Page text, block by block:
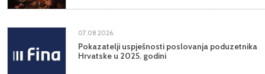
07.08.2026.
Pokazatelji uspješnosti poslovanja poduzetnika
Hrvatske u 2025. godini